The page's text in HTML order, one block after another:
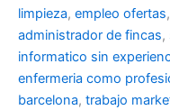
limpieza, empleo ofertas,
administrador de fincas,
informatico sin
enfermeria como
barcelona, trabajo